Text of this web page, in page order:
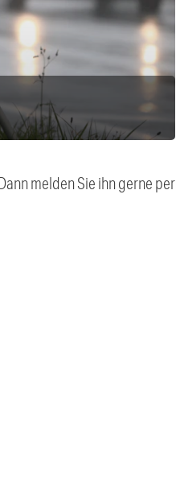
melden Sie ihn gerne per